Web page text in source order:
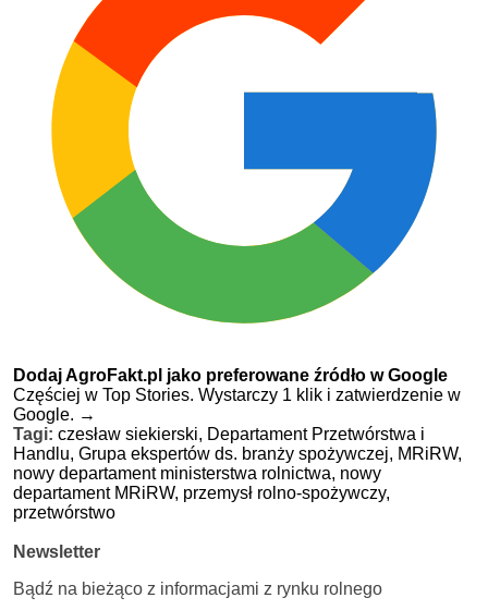
Dodaj AgroFakt.pl jako preferowane źródło w Google
Częściej w Top Stories. Wystarczy 1 klik i zatwierdzenie w
Google. →
Tagi: czesław siekierski, Departament Przetwórstwa i
Handlu, Grupa ekspertów ds. branży spożywczej, MRiRW,
nowy departament ministerstwa rolnictwa, nowy
departament MRiRW, przemysł rolno-spożywczy,
przetwórstwo
Newsletter
Bądź na bieżąco z informacjami z rynku rolnego